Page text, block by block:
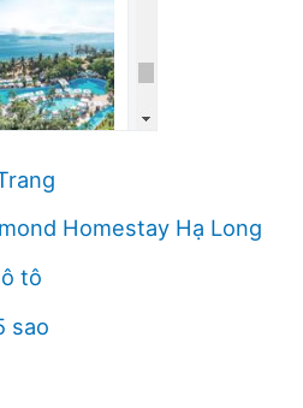
Homestay Hạ Long
tô
sao